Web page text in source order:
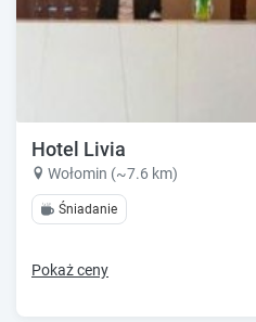
Hotel Livia
Wołomin (~7.6 km)
Śniadanie
Pokaż ceny